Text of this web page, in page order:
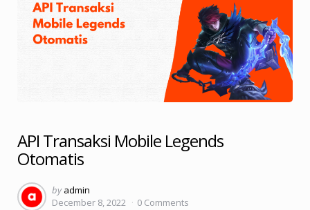
API Transaksi Mobile Legends
Otomatis
Posted
by
by admin
December 8, 2022
0 Comments